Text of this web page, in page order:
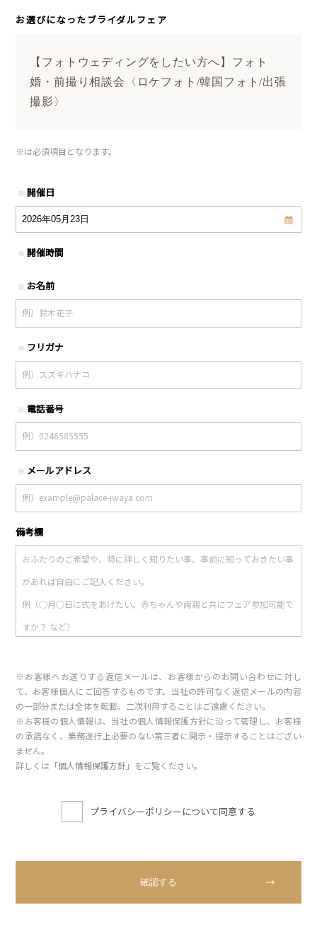
お選びになったブライダルフェア
【フォトウェディングをしたい方へ】フォト
婚・前撮り相談会〈ロケフォト/韓国フォト/出張
撮影〉
※は必須項目となります。
※ 開催日
※ 開催時間
※ お名前
※ フリガナ
※ 電話番号
※ メールアドレス
備考欄
※お客様へお送りする返信メールは、お客様からのお問い合わせに対し
て、お客様個人にご回答するものです。当社の許可なく返信メールの内容
の一部分または全体を転載、二次利用することはご遠慮ください。
※お客様の個人情報は、当社の個人情報保護方針に沿って管理し、お客様
の承諾なく、業務遂行上必要のない第三者に開示・提示することはござい
ません。
詳しくは「個人情報保護方針」をご覧ください。
プライバシーポリシーについて同意する